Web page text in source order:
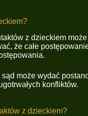
z dzieckiem
że całe
może wydać
konfliktów.
z dzieckiem?